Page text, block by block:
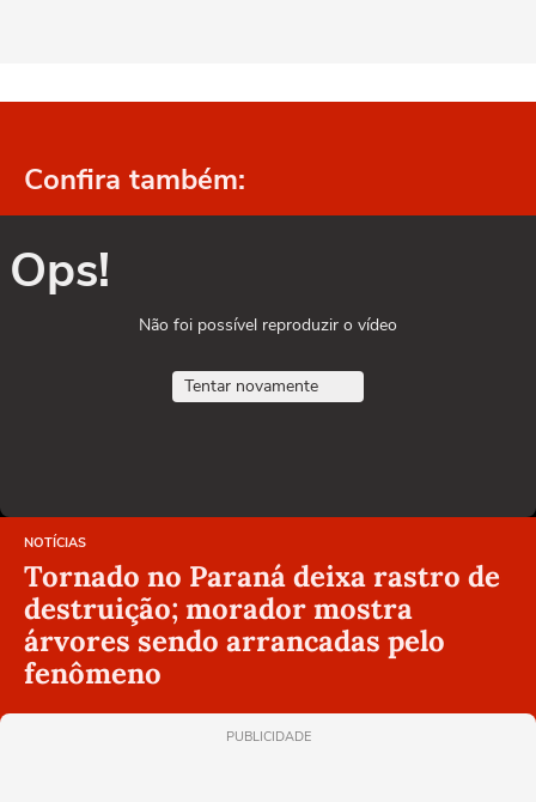
Confira também:
Ops!
Não foi possível reproduzir o vídeo
Tentar novamente
NOTÍCIAS
Tornado no Paraná deixa rastro de
destruição; morador mostra
árvores sendo arrancadas pelo
fenômeno
PUBLICIDADE